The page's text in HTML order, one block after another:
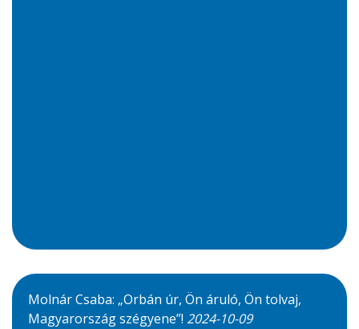
Molnár Csaba: „Orbán úr, Ön áruló, Ön tolvaj,
Magyarország szégyene”! 2024-10-09